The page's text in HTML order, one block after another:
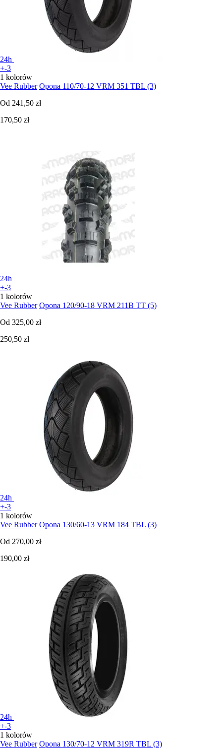
24h
+-3
1 kolorów
Vee Rubber Opona 110/70-12 VRM 351 TBL (3)
Od 241,50 zł
170,50 zł
24h
+-3
1 kolorów
Vee Rubber Opona 120/90-18 VRM 211B TT (5)
Od 325,00 zł
250,50 zł
24h
+-3
1 kolorów
Vee Rubber Opona 130/60-13 VRM 184 TBL (3)
Od 270,00 zł
190,00 zł
24h
+-3
1 kolorów
Vee Rubber Opona 130/70-12 VRM 319R TBL (3)